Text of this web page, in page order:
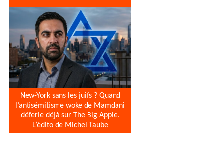
New-York sans les juifs ? Quand
l’antisémitisme woke de Mamdani
déferle déjà sur The Big Apple.
L’édito de Michel Taube